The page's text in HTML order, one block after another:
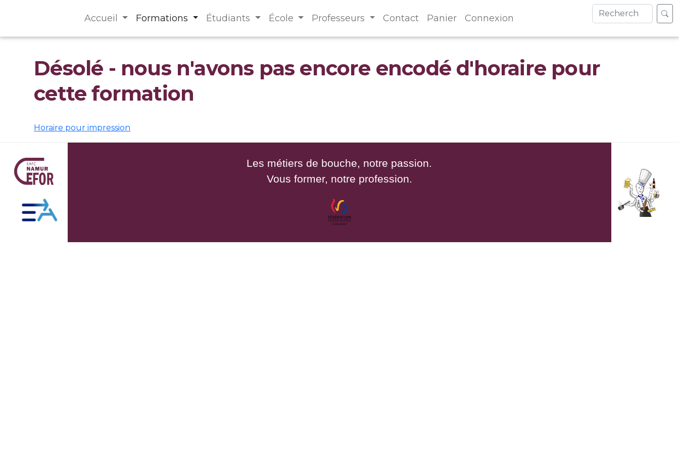
Accueil Formations Étudiants École Professeurs Contact Panier Connexion
Désolé - nous n'avons pas encore encodé d'horaire pour
cette formation
Horaire pour impression
Les métiers de bouche, notre passion.
Vous former, notre profession.